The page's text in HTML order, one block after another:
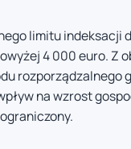
limitu
4 000 euro. Z
rozporządzalnego
na wzrost